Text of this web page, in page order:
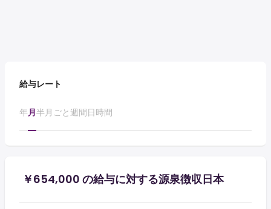
給与レート
年月半月ごと週間日時間
￥654,000 の給与に対する源泉徴収日本